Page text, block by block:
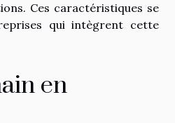
Ces caractéristiques se
qui intègrent cette
en